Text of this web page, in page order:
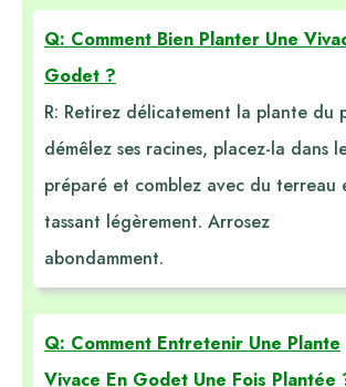
Q: Comment Bien Planter Une
Godet ?
R: Retirez délicatement la plante du
démêlez ses racines, placez-la dans
préparé et comblez avec du terreau
tassant légèrement. Arrosez
abondamment.
Q: Comment Entretenir Une Plante
Vivace En Godet Une Fois Plantée